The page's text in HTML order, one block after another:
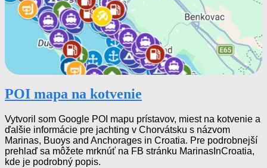
POI mapa na kotvenie
Vytvoril som Google POI mapu prístavov, miest na kotvenie a
ďalšie informácie pre jachting v Chorvátsku s názvom
Marinas, Buoys and Anchorages in Croatia. Pre podrobnejší
prehlaď sa môžete mrknúť na FB stránku MarinasInCroatia,
kde je podrobný popis.